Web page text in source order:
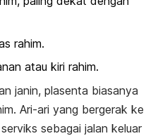
rahim.
atau kiri rahim.
janin, plasenta biasanya
Ari-ari yang bergerak ke
sebagai jalan keluar